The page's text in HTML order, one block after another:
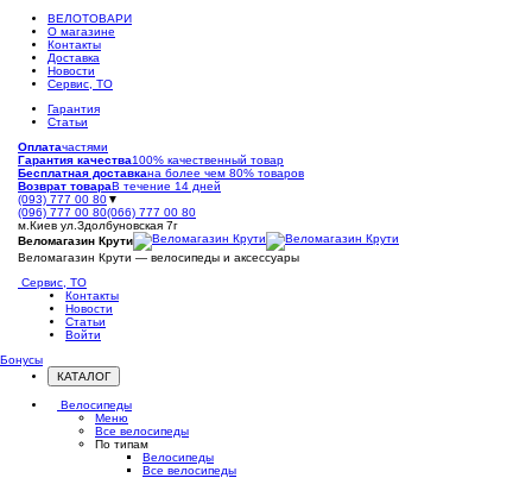
ВЕЛОТОВАРИ
О магазине
Контакты
Доставка
Новости
Сервис, ТО
Гарантия
Статьи
Оплатачастями
Гарантия качества100% качественный товар
Бесплатная доставкана более чем 80% товаров
Возврат товараВ течение 14 дней
(093) 777 00 80▼
(096) 777 00 80(066) 777 00 80
м.Киев ул.Здолбуновская 7г
Веломагазин Крути
Веломагазин Крути — велосипеды и аксессуары
Сервис, ТО
Контакты
Новости
Статьи
Войти
Бонусы
КАТАЛОГ
Открыть
меню
Велосипеды
Меню
Все велосипеды
По типам
Велосипеды
Все велосипеды